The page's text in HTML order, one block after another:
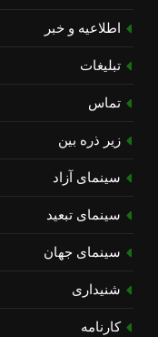
اطلاعیه و خبر
تبلیغات
تماس
زیر ذره بین
سینمای آزاد
سینمای تبعید
سینمای جهان
شنیداری
کارنامه